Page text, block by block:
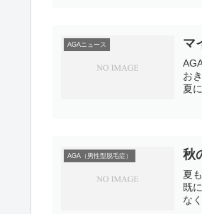
AGAニュース マ
お
夏
AGA（男性型脱毛症） 秋
夏
既
な